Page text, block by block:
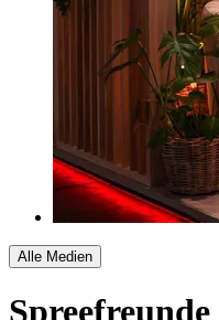
Alle Medien
Spreefreunde